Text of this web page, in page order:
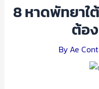
8 หาดพัทยาใ
ต้อ
By Ae